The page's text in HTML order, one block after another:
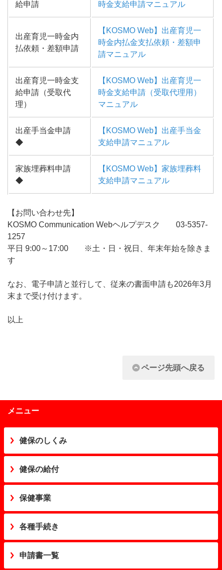
給申請
時金支給申請マニュアル
出産育児一時金内
払依頼・差額申請
【KOSMO Web】出産育児一
時金内払金支払依頼・差額申
請マニュアル
出産育児一時金支
給申請（受取代
理）
【KOSMO Web】出産育児一
時金支給申請（受取代理用）
マニュアル
出産手当金申請
◆
【KOSMO Web】出産手当金
支給申請マニュアル
家族埋葬料申請
◆
【KOSMO Web】家族埋葬料
支給申請マニュアル
【お問い合わせ先】
KOSMO Communication Webヘルプデスク 03-5357-
1257
平日 9:00～17:00 ※土・日・祝日、年末年始を除きま
す
なお、電子申請と並行して、従来の書面申請も2026年3月
末まで受け付けます。
以上
ページ先頭へ戻る
メニュー
健保のしくみ
健保の給付
保健事業
各種手続き
申請書一覧